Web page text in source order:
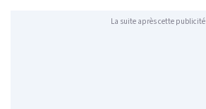
La suite après cette publicité